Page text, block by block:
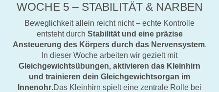
WOCHE 5 – STABILITÄT & NARBEN
Beweglichkeit allein reicht nicht – echte Kontrolle
entsteht durch Stabilität und eine präzise
Ansteuerung des Körpers durch das Nervensystem.
In dieser Woche arbeiten wir gezielt mit
Gleichgewichtsübungen, aktivieren das Kleinhirn
und trainieren dein Gleichgewichtsorgan im
Innenohr.Das Kleinhirn spielt eine zentrale Rolle bei